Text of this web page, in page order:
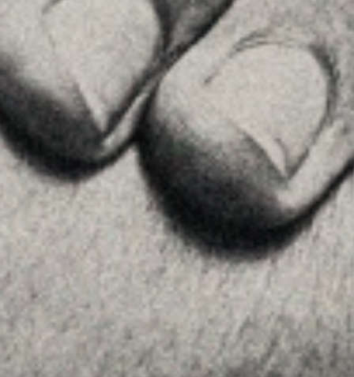
MENU
Home
About Us
Team
Advice
Insights
Contact
FOLLOW US
Linkedin
Instagram
Youtube